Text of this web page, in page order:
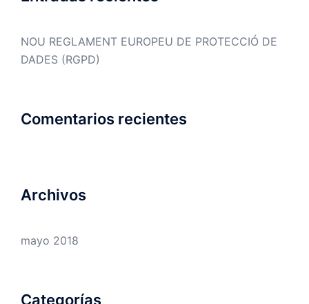
NOU REGLAMENT EUROPEU DE PROTECCIÓ DE
DADES (RGPD)
Comentarios recientes
Archivos
mayo 2018
Categorías